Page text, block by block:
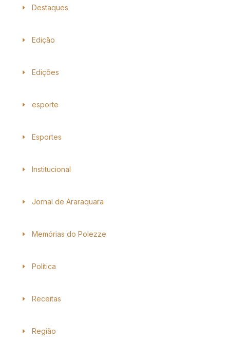
Destaques
Edição
Edições
esporte
Esportes
Institucional
Jornal de Araraquara
Memórias do Polezze
Política
Receitas
Região